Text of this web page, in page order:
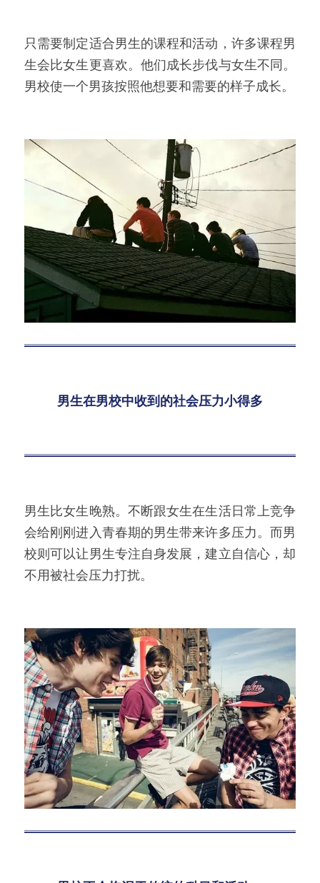
只需要制定适合男生的课程和活动，许多课程男
生会比女生更喜欢。他们成长步伐与女生不同。
男校使一个男孩按照他想要和需要的样子成长。
男生在男校中收到的社会压力小得多
男生比女生晚熟。不断跟女生在生活日常上竞争
会给刚刚进入青春期的男生带来许多压力。而男
校则可以让男生专注自身发展，建立自信心，却
不用被社会压力打扰。